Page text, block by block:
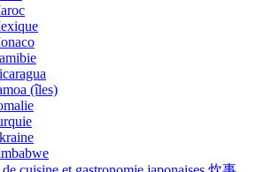
(îles)